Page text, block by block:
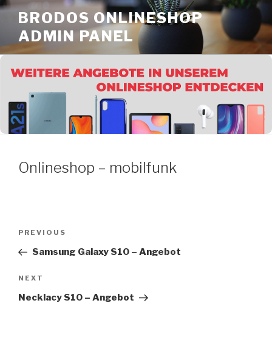
Skip
content
BRODOS ONLINESHOP
ADMIN PANEL
Onlineshop – mobilfunk
Previous
Post
PREVIOUS
Samsung Galaxy S10 – Angebot
Next
Post
NEXT
Necklacy S10 – Angebot